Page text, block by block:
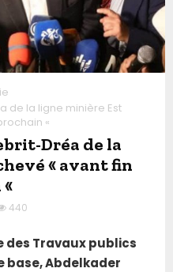
de la ligne minière Est
«
Dréa de la
« avant fin
440
des Travaux publics
base, Abdelkader